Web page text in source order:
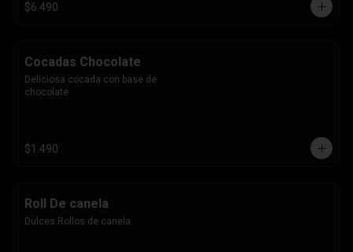
$6.490
Cocadas Chocolate
Deliciosa cocada con base de
chocolate
$1.490
Roll De canela
Dulces Rollos de canela